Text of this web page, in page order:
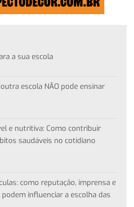
a sua escola
escola NÃO pode ensinar
e nutritiva: Como contribuir
saudáveis no cotidiano
como reputação, imprensa e
influenciar a escolha das